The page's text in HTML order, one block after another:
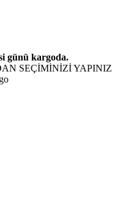
günü kargoda.
SEÇİMİNİZİ YAPINIZ